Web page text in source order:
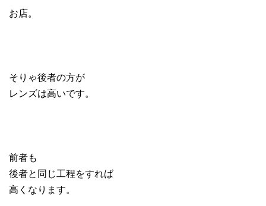
お店。
そりゃ後者の方が
レンズは高いです。
前者も
後者と同じ工程をすれば
高くなります。